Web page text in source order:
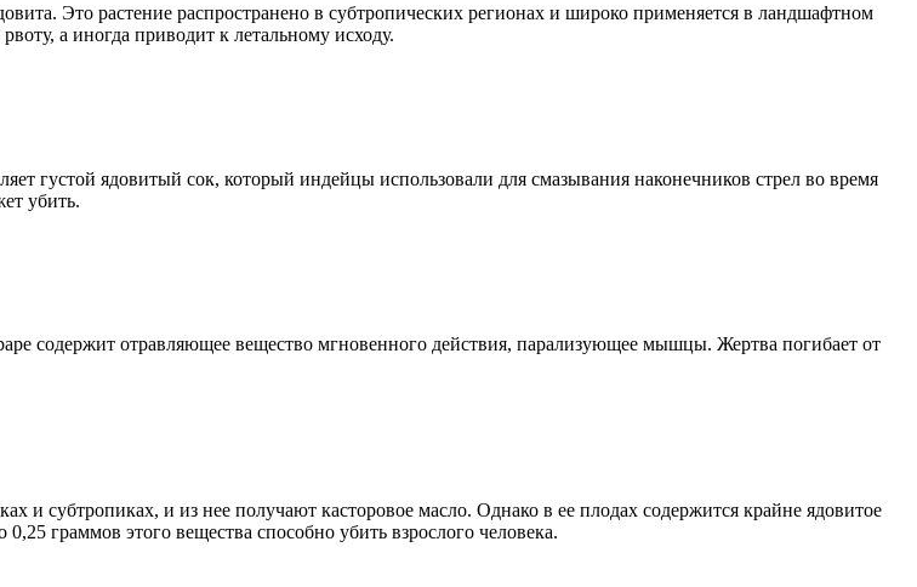
Это растение распространено в субтропических регионах и широко применяется в ландшафтном
а иногда приводит к летальному исходу.
густой ядовитый сок, который индейцы использовали для смазывания наконечников стрел во время
убить.
содержит отравляющее вещество мгновенного действия, парализующее мышцы. Жертва погибает от
и субтропиках, и из нее получают касторовое масло. Однако в ее плодах содержится крайне ядовитое
граммов этого вещества способно убить взрослого человека.